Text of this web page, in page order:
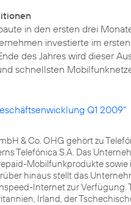
in den ersten drei
investierte im
des Jahres wird dieser
schnellsten
Q1 2009"
& Co. OHG gehört zu
Telefónica S.A. Das
Mobilfunkprodukte
hinaus stellt das
Internet zur
Irland, der